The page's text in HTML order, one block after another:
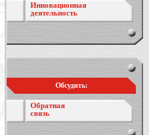
Инновационная
деятельность
Обсудить:
Обратная
связь